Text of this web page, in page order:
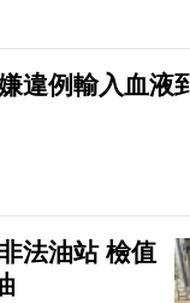
違例輸入血液
法油站 檢值